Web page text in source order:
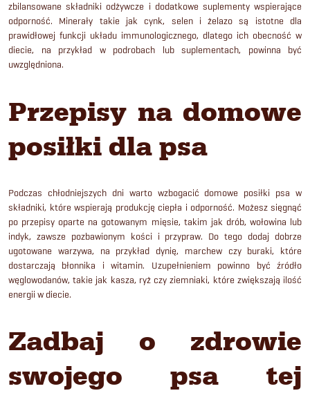
zbilansowane składniki odżywcze i dodatkowe suplementy wspierające
odporność. Minerały takie jak cynk, selen i żelazo są istotne dla
prawidłowej funkcji układu immunologicznego, dlatego ich obecność w
diecie, na przykład w podrobach lub suplementach, powinna być
uwzględniona.
Przepisy na domowe
posiłki dla psa
Podczas chłodniejszych dni warto wzbogacić domowe posiłki psa w
składniki, które wspierają produkcję ciepła i odporność. Możesz sięgnąć
po przepisy oparte na gotowanym mięsie, takim jak drób, wołowina lub
indyk, zawsze pozbawionym kości i przypraw. Do tego dodaj dobrze
ugotowane warzywa, na przykład dynię, marchew czy buraki, które
dostarczają błonnika i witamin. Uzupełnieniem powinno być źródło
węglowodanów, takie jak kasza, ryż czy ziemniaki, które zwiększają ilość
energii w diecie.
Zadbaj o zdrowie
swojego psa tej